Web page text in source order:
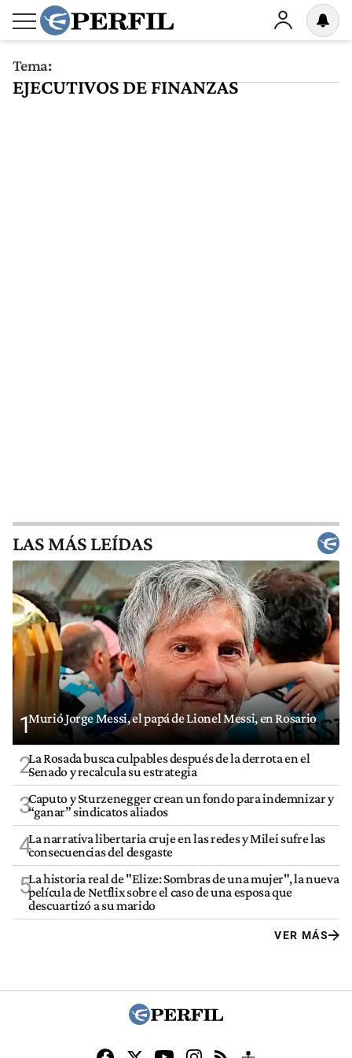
Tema:
EJECUTIVOS DE FINANZAS
LAS MÁS LEÍDAS
1Murió Jorge Messi, el papá de Lionel Messi, en Rosario
2La Rosada busca culpables después de la derrota en el
Senado y recalcula su estrategia
3Caputo y Sturzenegger crean un fondo para indemnizar y
“ganar” sindicatos aliados
4La narrativa libertaria cruje en las redes y Milei sufre las
consecuencias del desgaste
5La historia real de "Elize: Sombras de una mujer", la nueva
película de Netflix sobre el caso de una esposa que
descuartizó a su marido
VER MÁS